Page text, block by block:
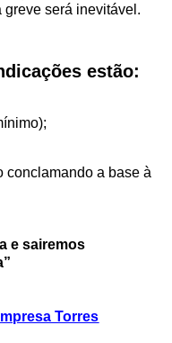
greve será inevitável.
estão:
conclamando a base à
e sairemos
Torres